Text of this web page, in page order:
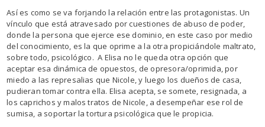
Así es como se va forjando la relación entre las protagonistas. Un
vínculo que está atravesado por cuestiones de abuso de poder,
donde la persona que ejerce ese dominio, en este caso por medio
del conocimiento, es la que oprime a la otra propiciándole maltrato,
sobre todo, psicológico. A Elisa no le queda otra opción que
aceptar esa dinámica de opuestos, de opresora/oprimida, por
miedo a las represalias que Nicole, y luego los dueños de casa,
pudieran tomar contra ella. Elisa acepta, se somete, resignada, a
los caprichos y malos tratos de Nicole, a desempeñar ese rol de
sumisa, a soportar la tortura psicológica que le propicia.